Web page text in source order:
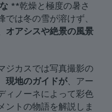
**乾燥と極度の暑さ
は冬の雪が溶けず、
オアシスや絶景の風景
ジカスでは写真撮影の
現地のガイドが、アー
ィノーネによって彩色
ントの物語を解説しま